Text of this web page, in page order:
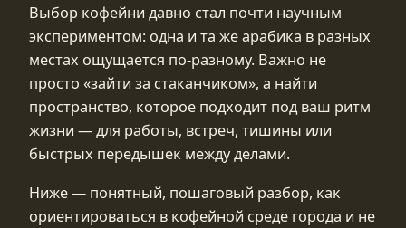
Выбор кофейни давно стал почти научным
экспериментом: одна и та же арабика в разных
местах ощущается по‑разному. Важно не
просто «зайти за стаканчиком», а найти
пространство, которое подходит под ваш ритм
жизни — для работы, встреч, тишины или
быстрых передышек между делами.
Ниже — понятный, пошаговый разбор, как
ориентироваться в кофейной среде города и не